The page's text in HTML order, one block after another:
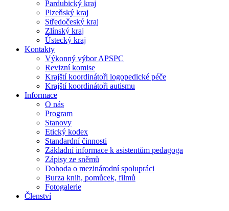
Pardubický kraj
Plzeňský kraj
Středočeský kraj
Zlínský kraj
Ústecký kraj
Kontakty
Výkonný výbor APSPC
Revizní komise
Krajští koordinátoři logopedické péče
Krajští koordinátoři autismu
Informace
O nás
Program
Stanovy
Etický kodex
Standardní činnosti
Základní informace k asistentům pedagoga
Zápisy ze sněmů
Dohoda o mezinárodní spolupráci
Burza knih, pomůcek, filmů
Fotogalerie
Členství